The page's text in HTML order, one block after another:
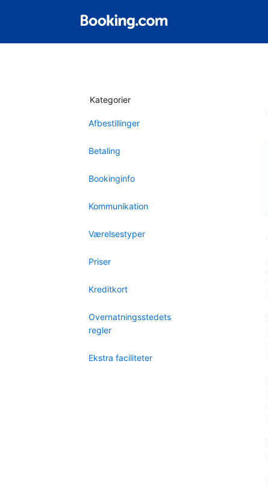
Kategorier
Afbestillinger
Betaling
Bookinginfo
Kommunikation
Værelsestyper
Priser
Kreditkort
Overnatningsstedets
regler
Ekstra faciliteter